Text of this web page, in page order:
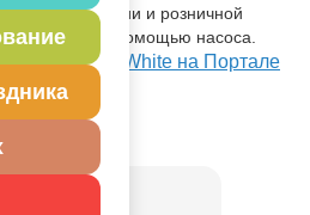
в оформлении и розничной
воздухом с помощью насоса.
Пастель White на Портале